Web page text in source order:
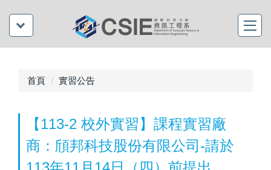
首頁 實習公告
【113-2 校外實習】課程實習廠
商：頎邦科技股份有限公司-請於